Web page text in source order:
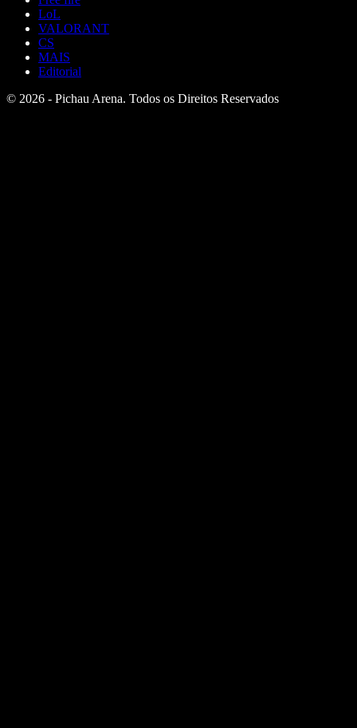
LoL
VALORANT
CS
MAIS
Editorial
© 2026 - Pichau Arena. Todos os Direitos Reservados